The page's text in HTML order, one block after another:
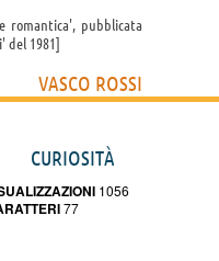
romantica', pubblicata
del 1981
VASCO ROSSI
CURIOSITÀ
1056
77